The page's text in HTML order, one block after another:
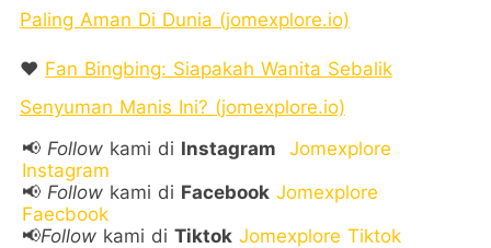
Paling Aman Di Dunia (jomexplore.io)
❤️ Fan Bingbing: Siapakah Wanita Sebalik
Senyuman Manis Ini? (jomexplore.io)
📢 Follow kami di Instagram
Jomexplore
Instagram
📢 Follow kami di Facebook Jomexplore
Faecbook
📢Follow kami di Tiktok Jomexplore Tiktok